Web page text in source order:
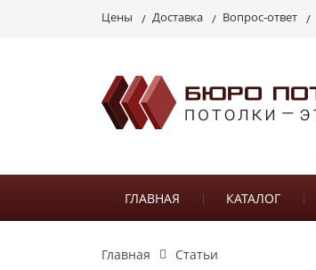
Цены Доставка Вопрос-ответ
ГЛАВНАЯ КАТАЛОГ
Главная Статьи